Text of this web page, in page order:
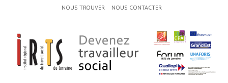
NOUS TROUVER NOUS CONTACTER